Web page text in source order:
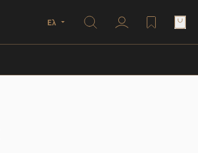
Ελ Search user profilewishlist